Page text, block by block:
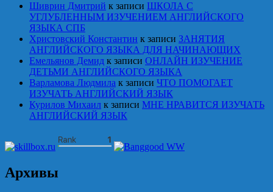
Шиврин Дмитрий к записи ШКОЛА С
УГЛУБЛЕННЫМ ИЗУЧЕНИЕМ АНГЛИЙСКОГО
ЯЗЫКА СПБ
Христовский Константин к записи ЗАНЯТИЯ
АНГЛИЙСКОГО ЯЗЫКА ДЛЯ НАЧИНАЮЩИХ
Емельянов Демид к записи ОНЛАЙН ИЗУЧЕНИЕ
ДЕТЬМИ АНГЛИЙСКОГО ЯЗЫКА
Варламова Людмила к записи ЧТО ПОМОГАЕТ
ИЗУЧАТЬ АНГЛИЙСКИЙ ЯЗЫК
Курилов Михаил к записи МНЕ НРАВИТСЯ ИЗУЧАТЬ
АНГЛИЙСКИЙ ЯЗЫК
Архивы